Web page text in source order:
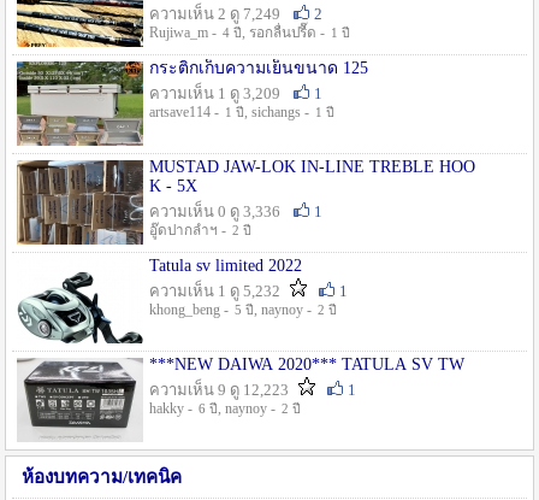
ความเห็น 2 ดู 7,249
2
Rujiwa_m - 4 ปี , รอกลื่นปรื๊ด - 1 ปี
กระติกเก็บความเย็นขนาด 125
ความเห็น 1 ดู 3,209
1
artsave114 - 1 ปี , sichangs - 1 ปี
MUSTAD JAW-LOK IN-LINE TREBLE HOO
K - 5X
ความเห็น 0 ดู 3,336
1
อู๊ดปากลำฯ - 2 ปี
Tatula sv limited 2022
ความเห็น 1 ดู 5,232
1
khong_beng - 5 ปี , naynoy - 2 ปี
***NEW DAIWA 2020*** TATULA SV TW
ความเห็น 9 ดู 12,223
1
hakky - 6 ปี , naynoy - 2 ปี
ห้องบทความ/เทคนิค